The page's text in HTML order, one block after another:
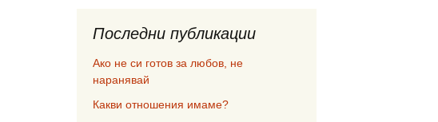
Последни публикации
Ако не си готов за любов, не
наранявай
Какви отношения имаме?